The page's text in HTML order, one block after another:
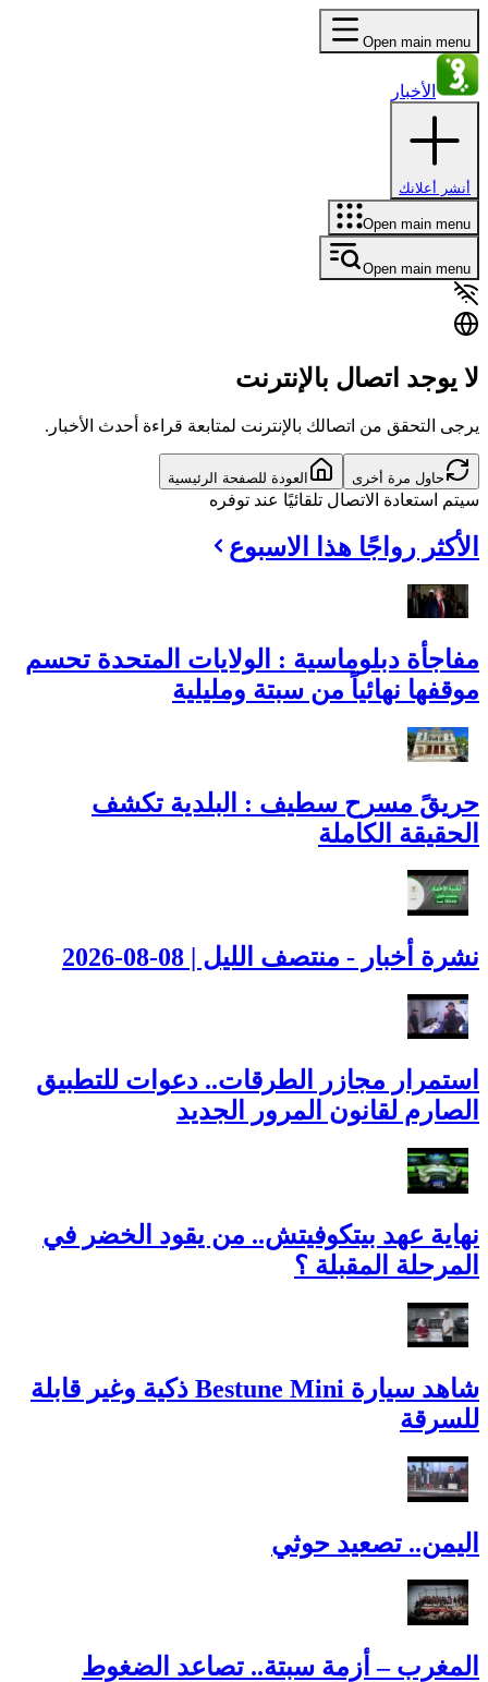
Open main menu
الأخبار
أنشر أعلانك
Open main menu
Open main menu
لا يوجد اتصال بالإنترنت
يرجى التحقق من اتصالك بالإنترنت لمتابعة قراءة أحدث الأخبار.
حاول مرة أخرى العودة للصفحة الرئيسية
سيتم استعادة الاتصال تلقائيًا عند توفره
الأكثر رواجًا هذا الاسبوع
مفاجأة دبلوماسية : الولايات المتحدة تحسم
موقفها نهائياً من سبتة ومليلية
حريقً مسرح سطيف : البلدية تكشف
الحقيقة الكاملة
نشرة أخبار - منتصف الليل | 08-08-2026
استمرار مجازر الطرقات.. دعوات للتطبيق
الصارم لقانون المرور الجديد
نهاية عهد بيتكوفيتش.. من يقود الخضر في
المرحلة المقبلة ؟
شاهد سيارة Bestune Mini ذكية وغير قابلة
للسرقة
اليمن.. تصعيد حوثي
المغرب – أزمة سبتة.. تصاعد الضغوط